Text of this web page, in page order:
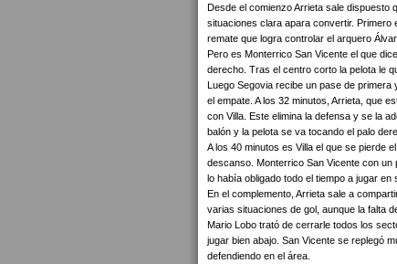
Desde el comienzo Arrieta sale dispuesto
situaciones clara apara convertir. Primero
remate que logra controlar el arquero
Pero es Monterrico San Vicente el que
derecho. Tras el centro corto la pelota le
Luego Segovia recibe un pase de primera
el empate. A los 32 minutos, Arrieta, que
con Villa. Este elimina la defensa y se la
balón y la pelota se va tocando el palo
A los 40 minutos es Villa el que se pierde
descanso. Monterrico San Vicente con un
lo había obligado todo el tiempo a jugar en
En el complemento, Arrieta sale a
varias situaciones de gol, aunque la falta
Mario Lobo trató de cerrarle todos los
jugar bien abajo. San Vicente se replegó
defendiendo en el área.